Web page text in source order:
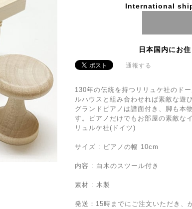
International
日本国内にお
通報する
130年の伝統を持つリリュケ社のド
ルハウスと組み合わせれば素敵な遊
グランドピアノは譜面付き、脚も本
す。ピアノだけでもお部屋の素敵な
リュルケ社(ドイツ)
サイズ : ピアノの幅 10cm
内容 : 白木のスツール付き
素材 : 木製
発送：15時までにご注文いただき、